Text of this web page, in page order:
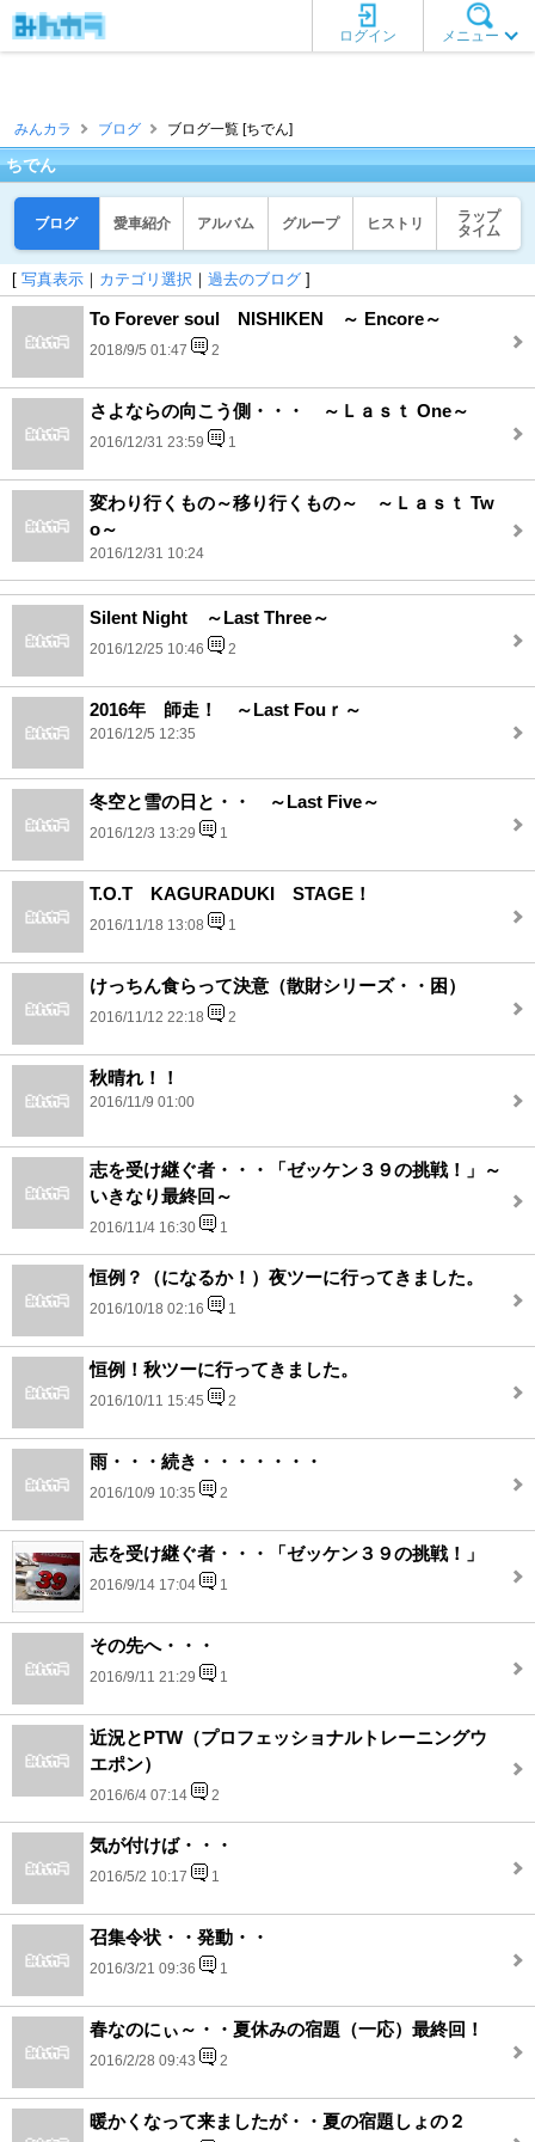
メニュー
ログイン
みんカラ ブログ ブログ一覧 [ちでん]
ちでん
ブログ 愛車紹介 アルバム グループ ヒストリ
ラップ
タイム
[ 写真表示 ｜ カテゴリ選択 ｜ 過去のブログ ]
To Forever soul NISHIKEN ～ Encore～
2018/9/5 01:47 2
さよならの向こう側・・・ ～Ｌａｓｔ One～
2016/12/31 23:59 1
変わり行くもの～移り行くもの～ ～Ｌａｓｔ Tw
o～
2016/12/31 10:24
Silent Night ～Last Three～
2016/12/25 10:46 2
2016年 師走！ ～Last Fouｒ～
2016/12/5 12:35
冬空と雪の日と・・ ～Last Five～
2016/12/3 13:29 1
T.O.T KAGURADUKI STAGE！
2016/11/18 13:08 1
けっちん食らって決意（散財シリーズ・・困）
2016/11/12 22:18 2
秋晴れ！！
2016/11/9 01:00
志を受け継ぐ者・・・「ゼッケン３９の挑戦！」～
いきなり最終回～
2016/11/4 16:30 1
恒例？（になるか！）夜ツーに行ってきました。
2016/10/18 02:16 1
恒例！秋ツーに行ってきました。
2016/10/11 15:45 2
雨・・・続き・・・・・・・
2016/10/9 10:35 2
志を受け継ぐ者・・・「ゼッケン３９の挑戦！」
2016/9/14 17:04 1
その先へ・・・
2016/9/11 21:29 1
近況とPTW（プロフェッショナルトレーニングウ
エポン）
2016/6/4 07:14 2
気が付けば・・・
2016/5/2 10:17 1
召集令状・・発動・・
2016/3/21 09:36 1
春なのにぃ～・・夏休みの宿題（一応）最終回！
2016/2/28 09:43 2
暖かくなって来ましたが・・夏の宿題しょの２